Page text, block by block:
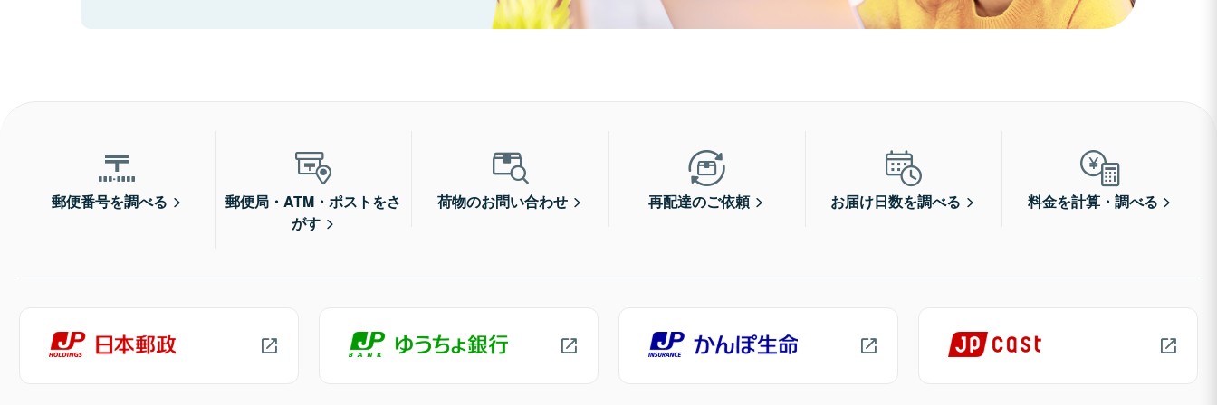
郵便番号を調べる
郵便局・ATM・ポストをさ
がす
荷物のお問い合わせ 再配達のご依頼 お届け日数を調べる 料金を計算・調べる